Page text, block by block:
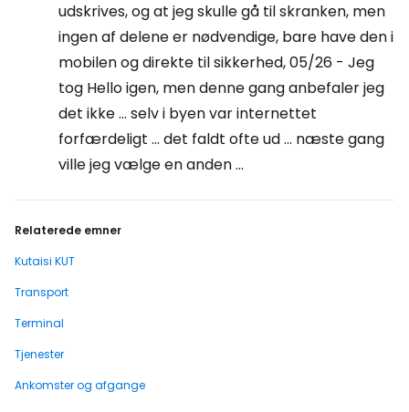
udskrives, og at jeg skulle gå til skranken, men
ingen af delene er nødvendige, bare have den i
mobilen og direkte til sikkerhed, 05/26 - Jeg
tog Hello igen, men denne gang anbefaler jeg
det ikke ... selv i byen var internettet
forfærdeligt ... det faldt ofte ud ... næste gang
ville jeg vælge en anden ...
Relaterede emner
Kutaisi KUT
Transport
Terminal
Tjenester
Ankomster og afgange